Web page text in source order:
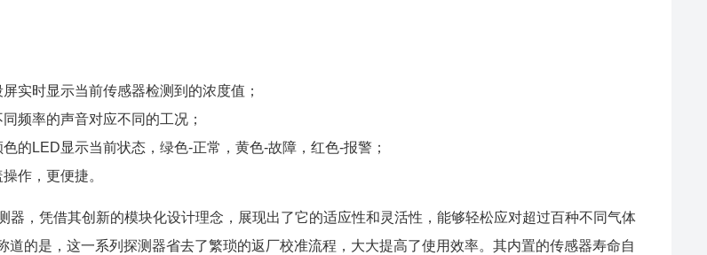
实时显示当前传感器检测到的浓度值；
频率的声音对应不同的工况；
的LED显示当前状态，绿色-正常，黄色-故障，红色-报警；
作，更便捷。
器，凭借其创新的模块化设计理念，展现出了它的适应性和灵活性，能够轻松应对超过百种不同气体
道的是，这一系列探测器省去了繁琐的返厂校准流程，大大提高了使用效率。其内置的传感器寿命自